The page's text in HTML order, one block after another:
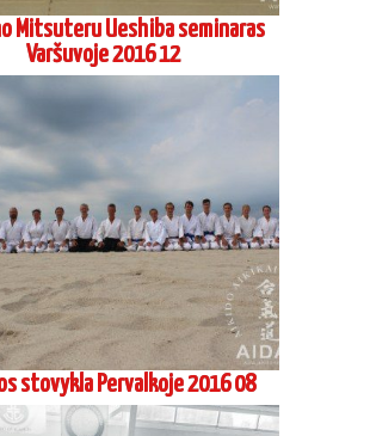
Mitsuteru Ueshiba seminaras
Varšuvoje 2016 12
stovykla Pervalkoje 2016 08